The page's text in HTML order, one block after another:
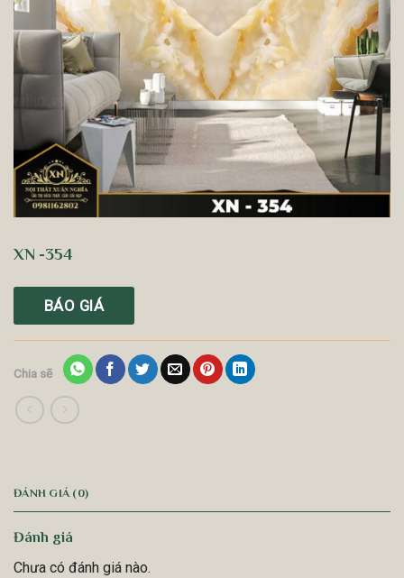
XN -354
BÁO GIÁ
Chia sẽ
ĐÁNH GIÁ (0)
Đánh giá
Chưa có đánh giá nào.